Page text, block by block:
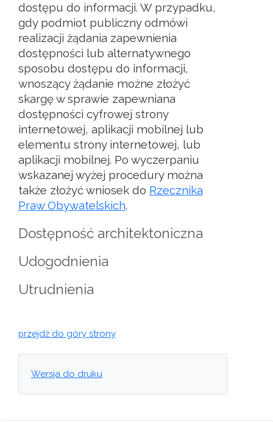
dostępu do informacji. W przypadku,
gdy podmiot publiczny odmówi
realizacji żądania zapewnienia
dostępności lub alternatywnego
sposobu dostępu do informacji,
wnoszący żądanie możne złożyć
skargę w sprawie zapewniana
dostępności cyfrowej strony
internetowej, aplikacji mobilnej lub
elementu strony internetowej, lub
aplikacji mobilnej. Po wyczerpaniu
wskazanej wyżej procedury można
także złożyć wniosek do Rzecznika
Praw Obywatelskich.
Dostępność architektoniczna
Udogodnienia
Utrudnienia
przejdź do góry strony
Wersja do druku